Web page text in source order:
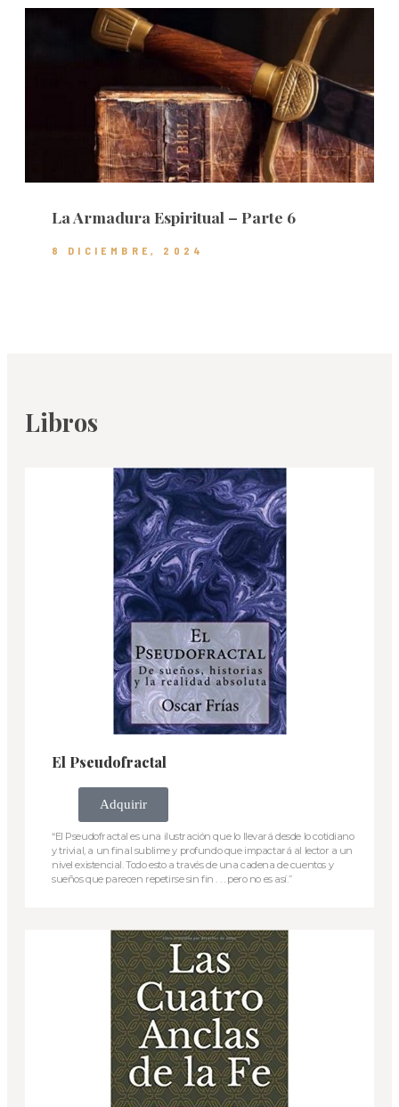
La Armadura Espiritual – Parte 6
8 DICIEMBRE, 2024
Libros
El Pseudofractal
Adquirir
“El Pseudofractal es una ilustración que lo llevará desde lo cotidiano
y trivial, a un final sublime y profundo que impactará al lector a un
nivel existencial. Todo esto a través de una cadena de cuentos y
sueños que parecen repetirse sin fin . . . pero no es así.”